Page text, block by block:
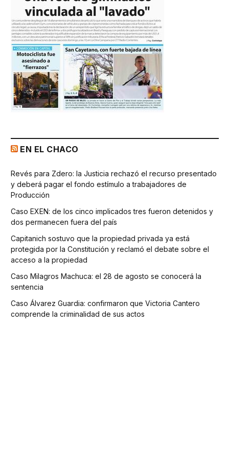
EN EL CHACO
Revés para Zdero: la Justicia rechazó el recurso presentado
y deberá pagar el fondo estímulo a trabajadores de
Producción
Caso EXEN: de los cinco implicados tres fueron detenidos y
dos permanecen fuera del país
Capitanich sostuvo que la propiedad privada ya está
protegida por la Constitución y reclamó el debate sobre el
acceso a la propiedad
Caso Milagros Machuca: el 28 de agosto se conocerá la
sentencia
Caso Álvarez Guardia: confirmaron que Victoria Cantero
comprende la criminalidad de sus actos